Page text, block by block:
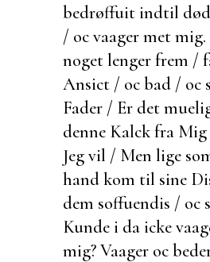
bedrøffuit indtil
/ oc vaager met
noget lenger frem /
Ansict / oc bad / oc
Fader / Er det
denne Kalck fra
Jeg vil / Men lige
hand kom til sine
dem soffuendis / oc
Kunde i da icke
mig? Vaager oc